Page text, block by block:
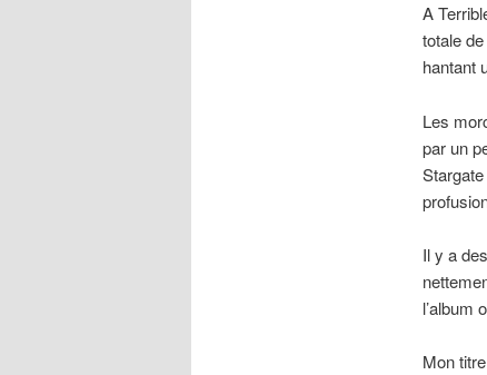
A
totale
hantant
Les
par un
Il y a
l’album
Mon